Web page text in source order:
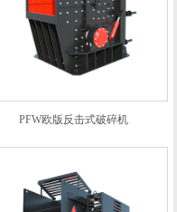
PFW欧版反击式破碎机